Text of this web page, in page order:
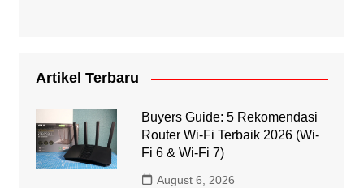
Artikel Terbaru
Buyers Guide: 5 Rekomendasi
Router Wi-Fi Terbaik 2026 (Wi-
Fi 6 & Wi-Fi 7)
August 6, 2026